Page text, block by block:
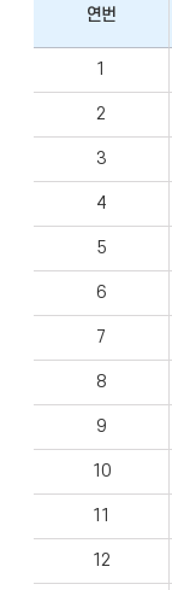
위
및
연번
1
2
3
4
5
6
7
8
9
10
11
12